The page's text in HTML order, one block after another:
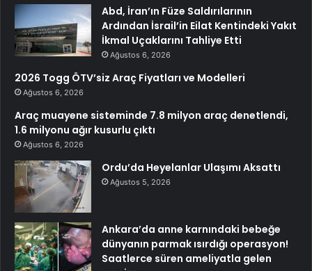
Abd, İran’ın Füze Saldırılarının
Ardından İsrail’in Eilat Kentindeki Yakıt
İkmal Uçaklarını Tahliye Etti
Ağustos 6, 2026
2026 Togg ÖTV’siz Araç Fiyatları ve Modelleri
Ağustos 6, 2026
Araç muayene sisteminde 7.8 milyon araç denetlendi,
1.6 milyonu ağır kusurlu çıktı
Ağustos 6, 2026
Ordu’da Heyelanlar Ulaşımı Aksattı
Ağustos 5, 2026
Ankara’da anne karnındaki bebeğe
dünyanın parmak ısırdığı operasyon!
Saatlerce süren ameliyatla gelen